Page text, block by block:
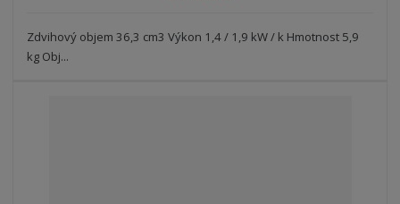
Zdvihový objem 36,3 cm3 Výkon 1,4 / 1,9 kW / k Hmotnost 5,9
kg Obj...